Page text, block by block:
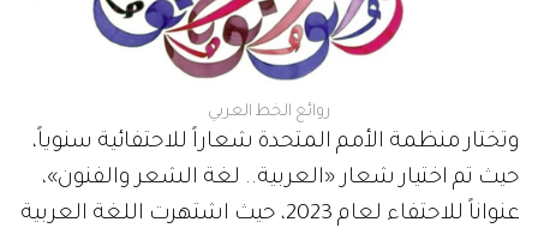
روائع الخط العربي
وتختار منظمة الأمم المتحدة شعاراً للاحتفائية سنوياً،
حيث تم اختيار شعار «العربية.. لغة الشعر والفنون»،
عنواناً للاحتفاء لعام 2023، حيث اشتهرت اللغة العربية